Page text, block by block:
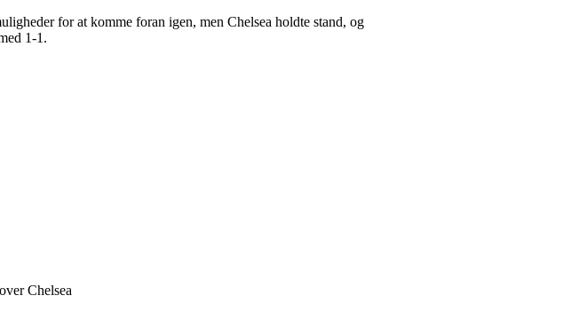
for at komme foran igen, men Chelsea holdte stand, og
1-1.
Chelsea